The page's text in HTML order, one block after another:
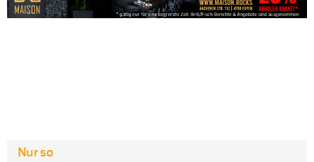
Nur so